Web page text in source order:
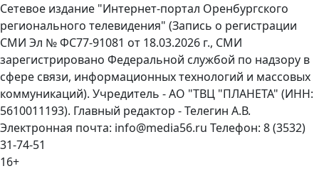
Сетевое издание "Интернет-портал Оренбургского
регионального телевидения" (Запись о регистрации
СМИ Эл № ФС77-91081 от 18.03.2026 г., СМИ
зарегистрировано Федеральной службой по надзору в
сфере связи, информационных технологий и массовых
коммуникаций). Учредитель - АО "ТВЦ "ПЛАНЕТА" (ИНН:
5610011193). Главный редактор - Телегин А.В.
Электронная почта: info@media56.ru Телефон: 8 (3532)
31-74-51
16+